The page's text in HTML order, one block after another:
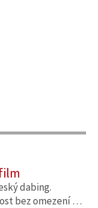
dabing.
bez omezení …